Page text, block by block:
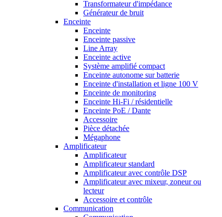
Transformateur d'impédance
Générateur de bruit
Enceinte
Enceinte
Enceinte passive
Line Array
Enceinte active
Système amplifié compact
Enceinte autonome sur batterie
Enceinte d'installation et ligne 100 V
Enceinte de monitoring
Enceinte Hi-Fi / résidentielle
Enceinte PoE / Dante
Accessoire
Pièce détachée
Mégaphone
Amplificateur
Amplificateur
Amplificateur standard
Amplificateur avec contrôle DSP
Amplificateur avec mixeur, zoneur ou
lecteur
Accessoire et contrôle
Communication